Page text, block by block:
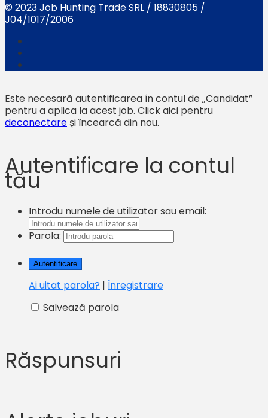
© 2023 Job Hunting Trade SRL / 18830805 /
J04/1017/2006
Este necesară autentificarea în contul de „Candidat”
pentru a aplica la acest job. Click aici pentru
deconectare și încearcă din nou.
Autentificare la contul
tău
Introdu numele de utilizator sau email:
Parola:
Ai uitat parola? | Înregistrare
Salvează parola
Răspunsuri